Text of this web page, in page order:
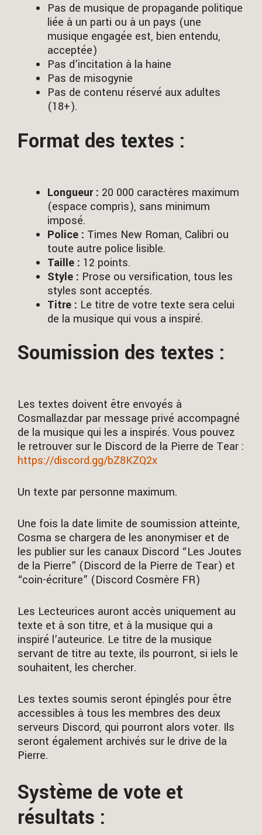
Pas de musique de propagande politique
liée à un parti ou à un pays (une
musique engagée est, bien entendu,
acceptée)
Pas d’incitation à la haine
Pas de misogynie
Pas de contenu réservé aux adultes
(18+).
Format des textes :
Longueur : 20 000 caractères maximum
(espace compris), sans minimum
imposé.
Police : Times New Roman, Calibri ou
toute autre police lisible.
Taille : 12 points.
Style : Prose ou versification, tous les
styles sont acceptés.
Titre : Le titre de votre texte sera celui
de la musique qui vous a inspiré.
Soumission des textes :
Les textes doivent être envoyés à
Cosmallazdar par message privé accompagné
de la musique qui les a inspirés. Vous pouvez
le retrouver sur le Discord de la Pierre de Tear :
https://discord.gg/bZ8KZQ2x
Un texte par personne maximum.
Une fois la date limite de soumission atteinte,
Cosma se chargera de les anonymiser et de
les publier sur les canaux Discord “Les Joutes
de la Pierre” (Discord de la Pierre de Tear) et
“coin-écriture” (Discord Cosmère FR)
Les Lecteurices auront accès uniquement au
texte et à son titre, et à la musique qui a
inspiré l’auteurice. Le titre de la musique
servant de titre au texte, ils pourront, si iels le
souhaitent, les chercher.
Les textes soumis seront épinglés pour être
accessibles à tous les membres des deux
serveurs Discord, qui pourront alors voter. Ils
seront également archivés sur le drive de la
Pierre.
Système de vote et
résultats :